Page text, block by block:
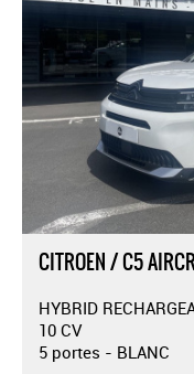
CITROEN / C5
HYBRID
10 CV
5 portes - BLANC